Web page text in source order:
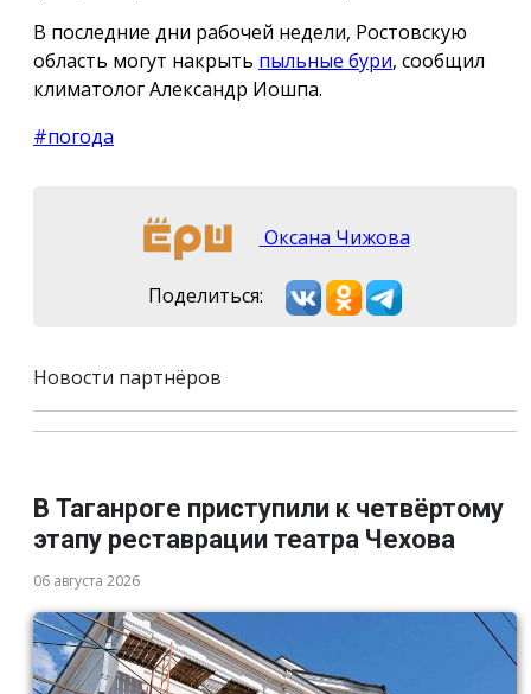
В последние дни рабочей недели, Ростовскую
область могут накрыть пыльные бури, сообщил
климатолог Александр Иошпа.
#погода
Оксана Чижова
Поделиться:
Новости партнёров
В Таганроге приступили к четвёртому
этапу реставрации театра Чехова
06 августа 2026